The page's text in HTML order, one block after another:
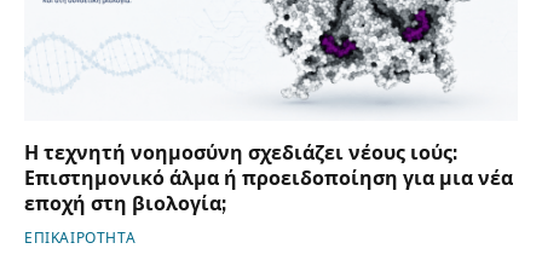
Η τεχνητή νοημοσύνη σχεδιάζει νέους ιούς:
Επιστημονικό άλμα ή προειδοποίηση για μια νέα
εποχή στη βιολογία;
ΕΠΙΚΑΙΡΟΤΗΤΑ